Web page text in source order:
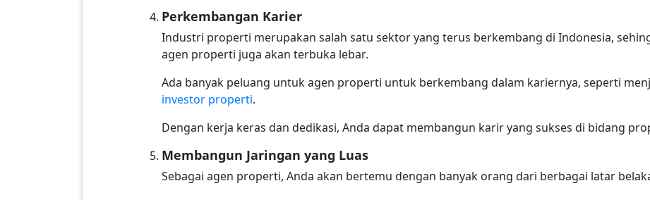
Perkembangan Karier
Industri properti merupakan salah satu sektor yang terus berkembang di Indonesia,
agen properti juga akan terbuka lebar.
Ada banyak peluang untuk agen properti untuk berkembang dalam kariernya, seperti
investor properti.
Dengan kerja keras dan dedikasi, Anda dapat membangun karir yang sukses di bidang
Membangun Jaringan yang Luas
Sebagai agen properti, Anda akan bertemu dengan banyak orang dari berbagai latar